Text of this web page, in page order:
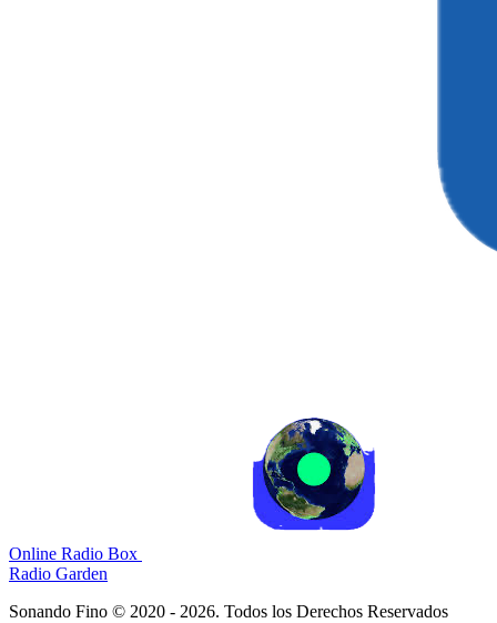
Online Radio Box
Radio Garden
Sonando Fino © 2020 - 2026. Todos los Derechos Reservados